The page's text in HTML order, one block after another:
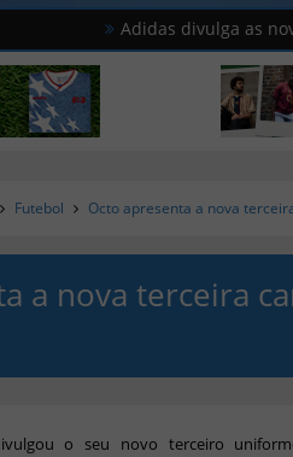
Adidas divulga as novas
Futebol Octo apresenta a nova
a nova terceira
o seu novo terceiro